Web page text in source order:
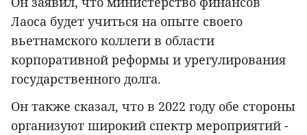
Лаоса будет учиться на опыте своего
вьетнамского коллеги в области
корпоративной реформы и урегулирования
государственного долга.
Он также сказал, что в 2022 году обе стороны
организуют широкий спектр мероприятий -